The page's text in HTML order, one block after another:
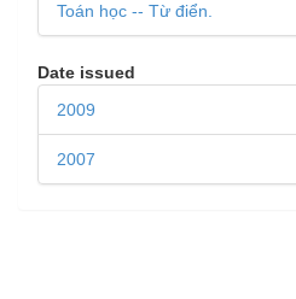
Toán học -- Từ điển.
Date issued
2009
2007